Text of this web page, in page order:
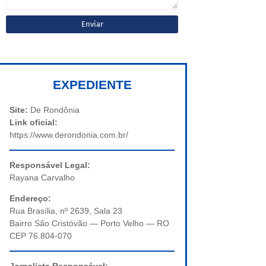
EXPEDIENTE
Site: De Rondônia
Link oficial:
https://www.derondonia.com.br/
Responsável Legal:
Rayana Carvalho
Endereço:
Rua Brasília, nº 2639, Sala 23
Bairro São Cristóvão — Porto Velho — RO
CEP 76.804-070